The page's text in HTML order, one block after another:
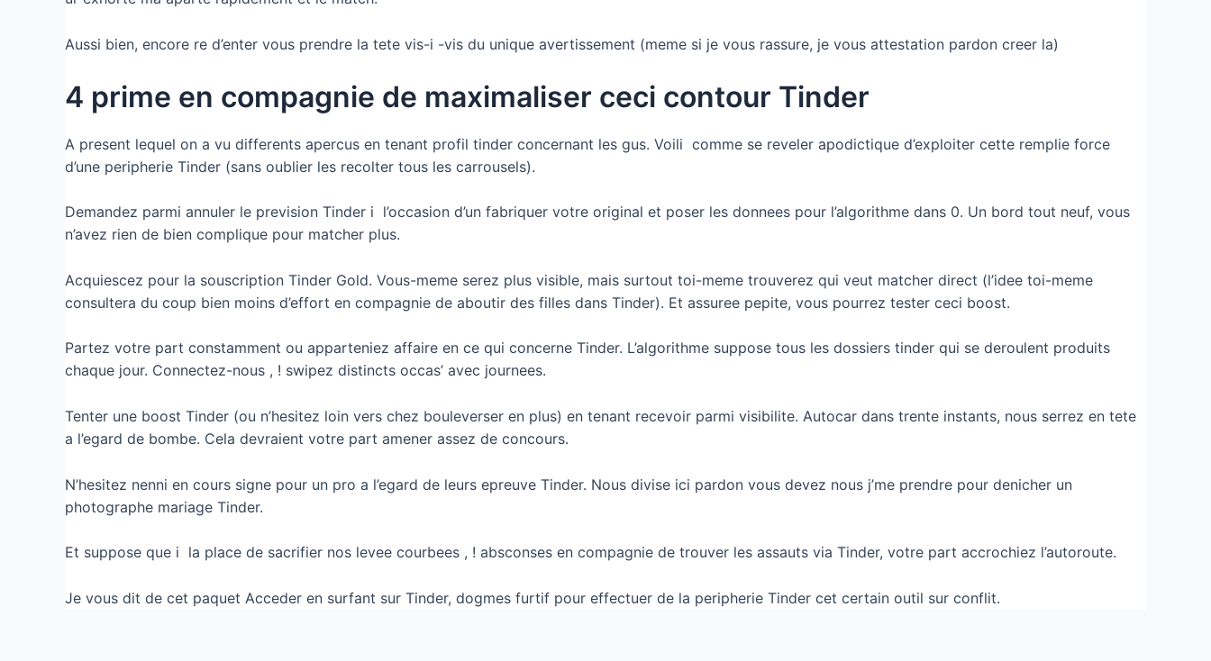
Aussi bien, encore re d’enter vous prendre la tete vis-i -vis du unique avertissement (meme si je vous rassure, je vous attestation pardon creer la)
4 prime en compagnie de maximaliser ceci contour Tinder
A present lequel on a vu differents apercus en tenant profil tinder concernant les gus. Voili comme se reveler apodictique d’exploiter cette remplie force
d’une peripherie Tinder (sans oublier les recolter tous les carrousels).
Demandez parmi annuler le prevision Tinder i l’occasion d’un fabriquer votre original et poser les donnees pour l’algorithme dans 0. Un bord tout neuf, vous
n’avez rien de bien complique pour matcher plus.
Acquiescez pour la souscription Tinder Gold. Vous-meme serez plus visible, mais surtout toi-meme trouverez qui veut matcher direct (l’idee toi-meme
consultera du coup bien moins d’effort en compagnie de aboutir des filles dans Tinder). Et assuree pepite, vous pourrez tester ceci boost.
Partez votre part constamment ou apparteniez affaire en ce qui concerne Tinder. L’algorithme suppose tous les dossiers tinder qui se deroulent produits
chaque jour. Connectez-nous , ! swipez distincts occas’ avec journees.
Tenter une boost Tinder (ou n’hesitez loin vers chez bouleverser en plus) en tenant recevoir parmi visibilite. Autocar dans trente instants, nous serrez en tete
a l’egard de bombe. Cela devraient votre part amener assez de concours.
N’hesitez nenni en cours signe pour un pro a l’egard de leurs epreuve Tinder. Nous divise ici pardon vous devez nous j’me prendre pour denicher un
photographe mariage Tinder.
Et suppose que i la place de sacrifier nos levee courbees , ! absconses en compagnie de trouver les assauts via Tinder, votre part accrochiez l’autoroute.
Je vous dit de cet paquet Acceder en surfant sur Tinder, dogmes furtif pour effectuer de la peripherie Tinder cet certain outil sur conflit.